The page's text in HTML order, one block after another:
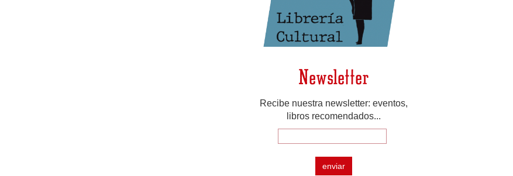
Newsletter
Recibe nuestra newsletter: eventos,
libros recomendados...
enviar